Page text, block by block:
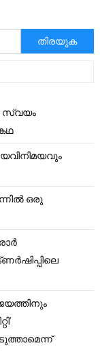
അനേഷിക്കുക
സ്വയം
ഒരു